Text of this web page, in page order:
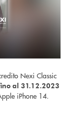
Nexi Classic
al 31.12.2023
iPhone 14.